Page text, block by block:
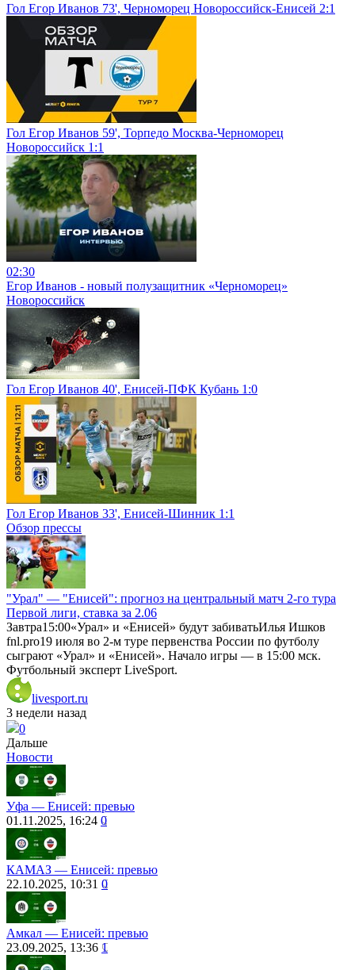
Гол Егор Иванов 73', Черноморец Новороссийск-Енисей 2:1
Гол Егор Иванов 59', Торпедо Москва-Черноморец
Новороссийск 1:1
02:30
Егор Иванов - новый полузащитник «Черноморец»
Новороссийск
Гол Егор Иванов 40', Енисей-ПФК Кубань 1:0
Гол Егор Иванов 33', Енисей-Шинник 1:1
Обзор прессы
"Урал" — "Енисей": прогноз на центральный матч 2-го тура
Первой лиги, ставка за 2.06
Завтра15:00«Урал» и «Енисей» будут забиватьИлья Ишков
fnl.pro19 июля во 2-м туре первенства России по футболу
сыграют «Урал» и «Енисей». Начало игры — в 15:00 мск.
Футбольный эксперт LiveSport.
livesport.ru
3 недели назад
0
Дальше
Новости
Уфа — Енисей: превью
01.11.2025, 16:24 0
КАМАЗ — Енисей: превью
22.10.2025, 10:31 0
Амкал ― Енисей: превью
23.09.2025, 13:36 1